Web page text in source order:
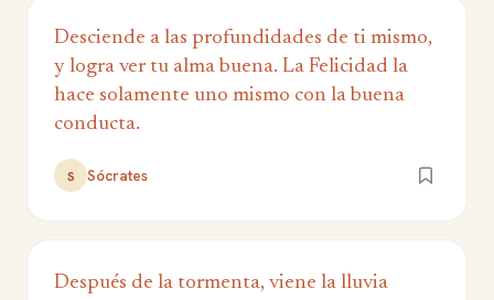
Desciende a las profundidades de ti mismo,
y logra ver tu alma buena. La Felicidad la
hace solamente uno mismo con la buena
conducta.
S Sócrates
Después de la tormenta, viene la lluvia